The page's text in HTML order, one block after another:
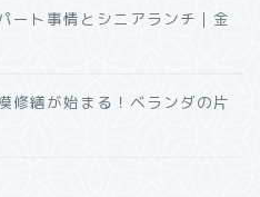
ート事情とシニアランチ｜金
修繕が始まる！ベランダの片